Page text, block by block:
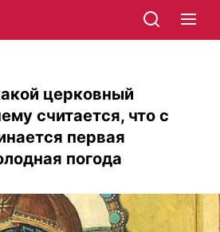
церковный
считается, что с
первая
погода